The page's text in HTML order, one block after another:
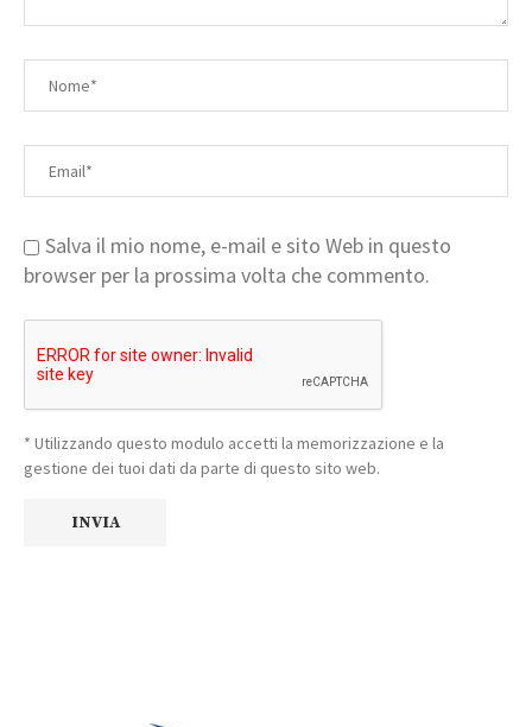
Salva il mio nome, e-mail e sito Web in questo
browser per la prossima volta che commento.
* Utilizzando questo modulo accetti la memorizzazione e la
gestione dei tuoi dati da parte di questo sito web.